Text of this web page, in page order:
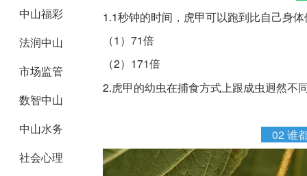
中山福彩
法润中山
市场监管
数智中山
中山水务
社会心理
1.1秒钟的时间，虎甲可以跑到比自己身
（1）71倍
（2）171倍
2.虎甲的幼虫在捕食方式上跟成虫迥然不
02 谁